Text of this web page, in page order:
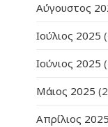
Αύγουστος
Ιούλιος 2025
Ιούνιος 2025
Μάιος 2025
Απρίλιος 2025